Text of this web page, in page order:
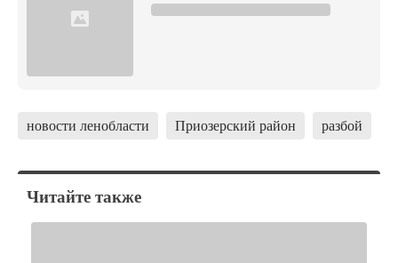
новости ленобласти Приозерский район разбой
Читайте также